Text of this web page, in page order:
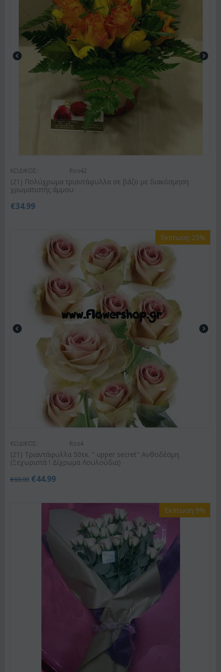
ΚΩΔΙΚΟΣ: Ros42
(21) Πολύχρωμα τριαντάφυλλα σε βάζο με διακόσμηση
χρωματιστής άμμου.
€34.99
Έκπτωση 25%
ΚΩΔΙΚΟΣ: Ros4
(21) Τριαντάφυλλα 50εκ. " upper secret" Ανθοδέσμη.
(Ξεχωριστά ! Δίχρωμα Λουλούδια)
€60.00 €44.99
Έκπτωση 9%